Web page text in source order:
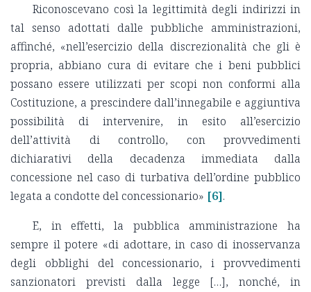
Riconoscevano così la legittimità degli indirizzi in
tal senso adottati dalle pubbliche amministrazioni,
affinché, «nell’esercizio della discrezionalità che gli è
propria, abbiano cura di evitare che i beni pubblici
possano essere utilizzati per scopi non conformi alla
Costituzione, a prescindere dall’innegabile e aggiuntiva
possibilità di intervenire, in esito all’esercizio
dell’attività di controllo, con provvedimenti
dichiarativi della decadenza immediata dalla
concessione nel caso di turbativa dell’ordine pubblico
legata a condotte del concessionario» [6].
E, in effetti, la pubblica amministrazione ha
sempre il potere «di adottare, in caso di inosservanza
degli obblighi del concessionario, i provvedimenti
sanzionatori previsti dalla legge […], nonché, in